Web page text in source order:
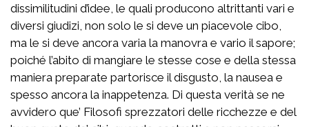
dissimilitudini d’idee, le quali producono altrittanti vari e
diversi giudizi, non solo le si deve un piacevole cibo,
ma le si deve ancora varia la manovra e vario il sapore;
poiché l’abito di mangiare le stesse cose e della stessa
maniera preparate partorisce il disgusto, la nausea e
spesso ancora la inappetenza. Di questa verità se ne
avvidero que’ Filosofi sprezzatori delle ricchezze e del